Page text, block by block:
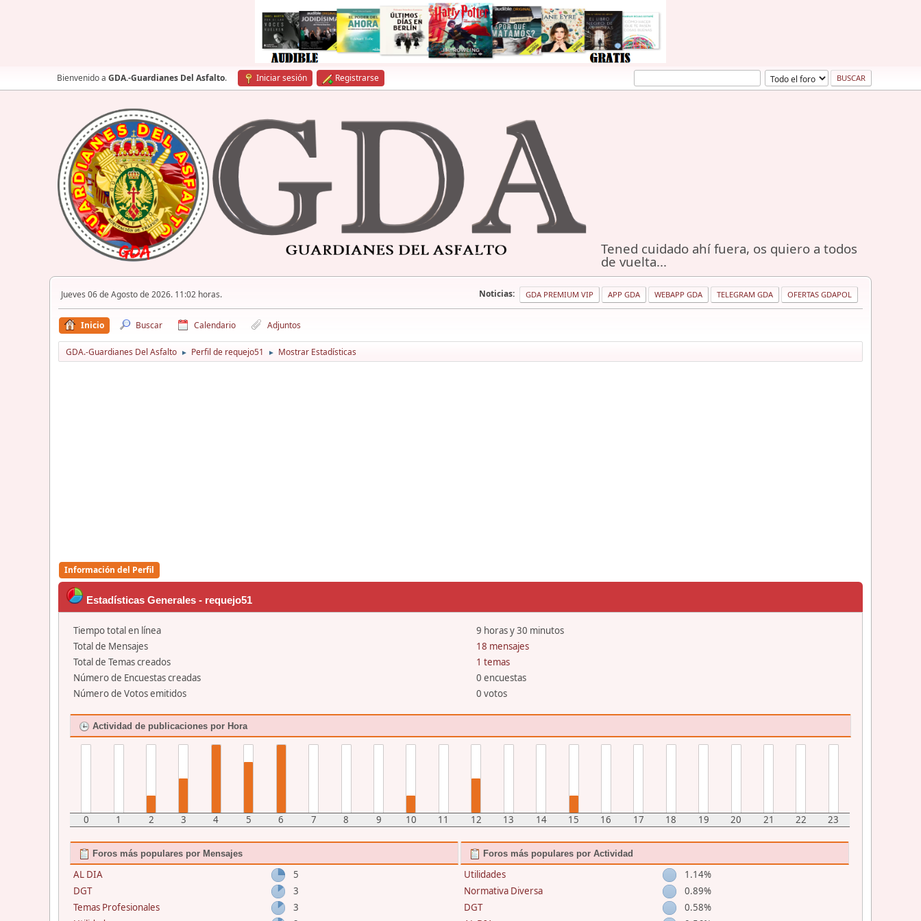
Bienvenido a GDA.-Guardianes Del Asfalto. Iniciar sesión Registrarse
Tened cuidado ahí fuera, os quiero a todos
de vuelta...
Jueves 06 de Agosto de 2026. 11:02 horas. Noticias: GDA PREMIUM VIP APP GDA WEBAPP GDA TELEGRAM GDA OFERTAS GDAPOL
Inicio Buscar Calendario Adjuntos
GDA.-Guardianes Del Asfalto ► Perfil de requejo51 ► Mostrar Estadísticas
Información del Perfil
Estadísticas Generales - requejo51
Tiempo total en línea
9 horas y 30 minutos
Total de Mensajes
18 mensajes
Total de Temas creados
1 temas
Número de Encuestas creadas
0 encuestas
Número de Votos emitidos
0 votos
Actividad de publicaciones por Hora
0 1 2 3 4 5 6 7 8 9 10 11 12 13 14 15 16 17 18 19 20 21 22 23
Foros más populares por Mensajes
AL DIA
5
DGT
3
Temas Profesionales
3
Foros más populares por Actividad
Utilidades
1.14%
Normativa Diversa
0.89%
DGT
0.58%